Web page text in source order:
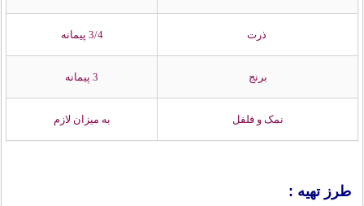
ذرت 3/4 پیمانه
برنج 3 پیمانه
نمک و فلفل به میزان لازم
طرز تهیه :